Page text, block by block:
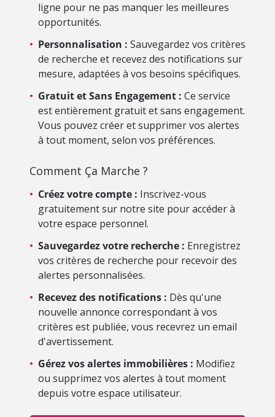
ligne pour ne pas manquer les meilleures
opportunités.
• Personnalisation : Sauvegardez vos critères
de recherche et recevez des notifications sur
mesure, adaptées à vos besoins spécifiques.
• Gratuit et Sans Engagement : Ce service
est entièrement gratuit et sans engagement.
Vous pouvez créer et supprimer vos alertes
à tout moment, selon vos préférences.
Comment Ça Marche ?
• Créez votre compte : Inscrivez-vous
gratuitement sur notre site pour accéder à
votre espace personnel.
• Sauvegardez votre recherche : Enregistrez
vos critères de recherche pour recevoir des
alertes personnalisées.
• Recevez des notifications : Dès qu'une
nouvelle annonce correspondant à vos
critères est publiée, vous recevrez un email
d'avertissement.
• Gérez vos alertes immobilières : Modifiez
ou supprimez vos alertes à tout moment
depuis votre espace utilisateur.